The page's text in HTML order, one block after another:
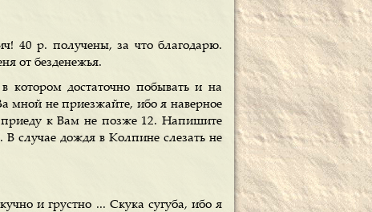
40 р. получены, за что благодарю.
от безденежья.
достаточно побывать и на
мной не приезжайте, ибо я наверное
приеду к Вам не позже 12. Напишите
В случае дождя в Колпине слезать не
и грустно ... Скука сугуба, ибо я